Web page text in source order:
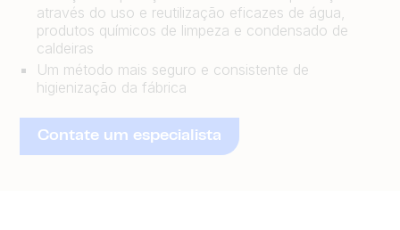
através do uso e reutilização eficazes de água,
produtos químicos de limpeza e condensado de
caldeiras
Um método mais seguro e consistente de
higienização da fábrica
Contate um especialista